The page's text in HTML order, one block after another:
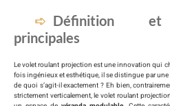
Définition et
principales
Le volet roulant projection est une innovation qui
fois ingénieux et esthétique, il se distingue par
de quoi s’agit-il exactement ? Eh bien,
strictement verticalement, le volet roulant